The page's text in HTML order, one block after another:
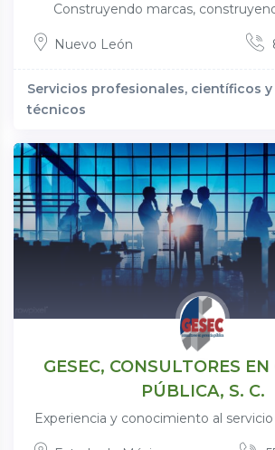
Construyendo marcas,
Nuevo León
Servicios profesionales, científicos y
técnicos
GESEC, CONSULTORES EN
PÚBLICA, S. C.
Experiencia y conocimiento al